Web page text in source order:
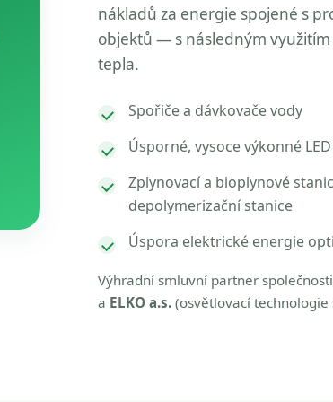
nákladů za energie spojené s
objektů — s následným
tepla.
Spořiče a dávkovače vody
Úsporné, vysoce výkonné
Zplynovací a bioplynové
depolymerizační stanice
Úspora elektrické energie
Výhradní smluvní partner společnosti
a ELKO a.s. (osvětlovací